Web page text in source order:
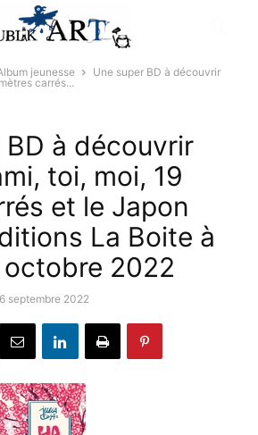
jeunesse
Une super BD à découvrir
carrés...
BD à découvrir
toi, moi, 19
et le Japon
La Boite à
2022
septembre 2022